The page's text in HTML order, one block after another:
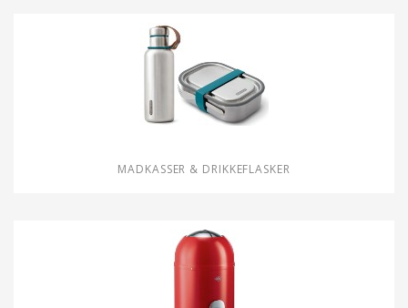
MADKASSER & DRIKKEFLASKER